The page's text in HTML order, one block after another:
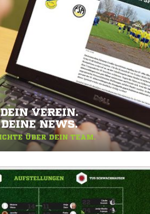
DEIN VEREIN.
DEINE NEWS.
ÜBER DEIN TEAM.